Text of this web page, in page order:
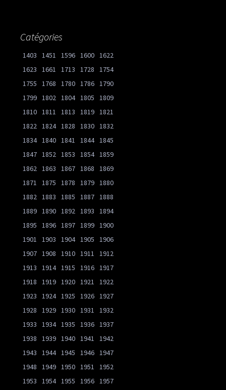
Catégories
1403 1451 1596 1600 1622
1623
1661 1713 1728
1754
1755
1768 1780 1786 1790
1799 1802 1804 1805
1809
1810 1811 1813 1819 1821
1822 1824 1828 1830 1832
1834 1840 1841 1844 1845
1847 1852 1853 1854 1859
1862 1863 1867 1868
1869
1871
1875 1878 1879 1880
1882 1883 1885 1887 1888
1889 1890 1892 1893
1894
1895
1896 1897 1899 1900
1901
1903 1904 1905
1906
1907 1908 1910 1911
1912
1913
1914 1915 1916 1917
1918
1919 1920 1921
1922
1923
1924 1925 1926 1927
1928
1929 1930 1931
1932
1933
1934 1935 1936 1937
1938
1939 1940 1941
1942
1943
1944 1945 1946 1947
1948
1949 1950 1951
1952
1953
1954 1955 1956 1957